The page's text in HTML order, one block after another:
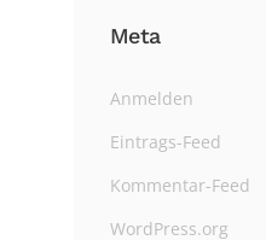
Meta
Anmelden
Eintrags-Feed
Kommentar-Feed
WordPress.org